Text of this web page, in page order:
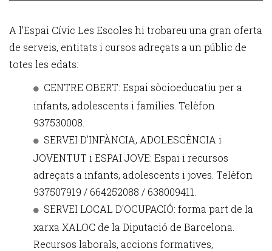
A l'Espai Cívic Les Escoles hi trobareu una gran oferta
de serveis, entitats i cursos adreçats a un públic de
totes les edats:
CENTRE OBERT: Espai sòcioeducatiu per a
infants, adolescents i famílies. Telèfon
937530008.
SERVEI D'INFÀNCIA, ADOLESCÈNCIA i
JOVENTUT i ESPAI JOVE: Espai i recursos
adreçats a infants, adolescents i joves. Telèfon
937507919 / 664252088 / 638009411.
SERVEI LOCAL D'OCUPACIÓ: forma part de la
xarxa XALOC de la Diputació de Barcelona.
Recursos laborals, accions formatives,